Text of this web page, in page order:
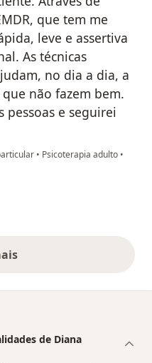
que tem me
leve e assertiva
As técnicas
no dia a dia, a
não fazem bem.
pessoas e seguirei
• Psicoterapia adulto •
acima
de Diana